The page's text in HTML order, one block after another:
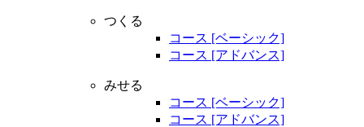
つくる
コース [ベーシック]
コース [アドバンス]
みせる
コース [ベーシック]
コース [アドバンス]